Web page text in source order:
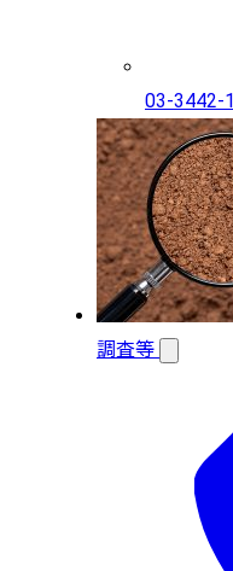
03-3442-
調査等